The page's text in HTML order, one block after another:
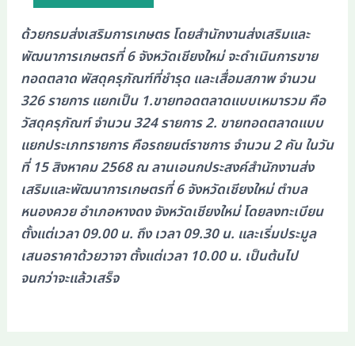
ด้วยกรมส่งเสริมการเกษตร โดยสำนักงานส่งเสริมและ
พัฒนาการเกษตรที่ 6 จังหวัดเชียงใหม่ จะดำเนินการขาย
ทอดตลาด พัสดุครุภัณฑ์ที่ชำรุด และเสื่อมสภาพ จำนวน
326 รายการ แยกเป็น 1.ขายทอดตลาดแบบเหมารวม คือ
วัสดุครุภัณฑ์ จำนวน 324 รายการ 2. ขายทอดตลาดแบบ
แยกประเภทรายการ คือรถยนต์ราชการ จำนวน 2 คัน ในวัน
ที่ 15 สิงหาคม 2568 ณ ลานเอนกประสงค์สำนักงานส่ง
เสริมและพัฒนาการเกษตรที่ 6 จังหวัดเชียงใหม่ ตำบล
หนองควย อำเภอหางดง จังหวัดเชียงใหม่ โดยลงทะเบียน
ตั้งแต่เวลา 09.00 น. ถึง เวลา 09.30 น. และเริ่มประมูล
เสนอราคาด้วยวาจา ตั้งแต่เวลา 10.00 น. เป็นต้นไป
จนกว่าจะแล้วเสร็จ